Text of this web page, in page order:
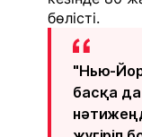
бөлісті.
"Нью-
басқа